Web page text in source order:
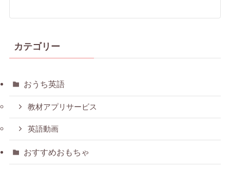
カテゴリー
おうち英語
教材アプリサービス
英語動画
おすすめおもちゃ